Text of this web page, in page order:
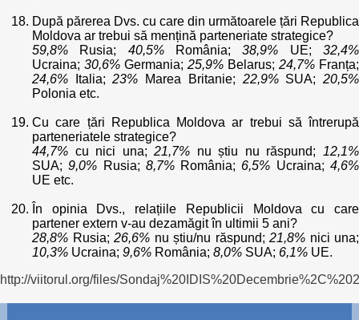
După părerea Dvs. cu care din următoarele țări Republica
Moldova ar trebui să mențină parteneriate strategice?
59,8% Rusia; 40,5%România;38,9% UE;32,4%
Ucraina; 30,6% Germania; 25,9% Belarus; 24,7% Franța;
24,6% Italia;23% Marea Britanie; 22,9%SUA;20,5%
Polonia etc.
Cu care țări Republica Moldova ar trebui să întrerupă
parteneriatele strategice?
44,7% cu nici una;21,7% nu știu nu răspund; 12,1%
SUA;9,0% Rusia; 8,7%România; 6,5% Ucraina;4,6%
UE etc.
În opinia Dvs., relațiile Republicii Moldova cu care
partener extern v-au dezamăgit în ultimii 5 ani?
28,8% Rusia; 26,6% nu știu/nu răspund; 21,8% nici una;
10,3% Ucraina; 9,6% România; 8,0% SUA; 6,1% UE.
http://viitorul.org/files/